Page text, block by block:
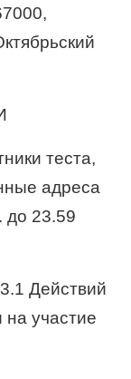
теста,
адреса
до 23.59
Действий
на участие